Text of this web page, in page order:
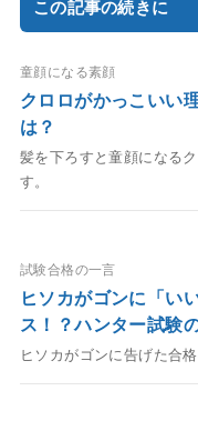
この記事の続きに
童顔になる素顔
クロロがかっこいい
は？
髪を下ろすと童顔になる
す。
試験合格の一言
ヒソカがゴンに「い
ス！？ハンター試験
ヒソカがゴンに告げた合